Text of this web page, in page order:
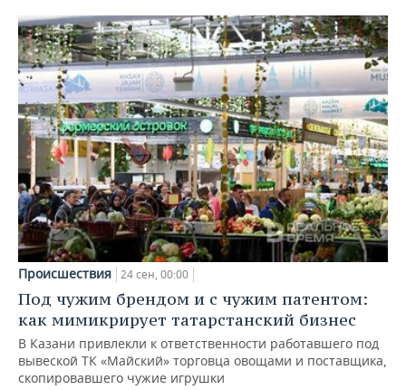
Происшествия 24 сен, 00:00
Под чужим брендом и с чужим патентом:
как мимикрирует татарстанский бизнес
В Казани привлекли к ответственности работавшего под
вывеской ТК «Майский» торговца овощами и поставщика,
скопировавшего чужие игрушки